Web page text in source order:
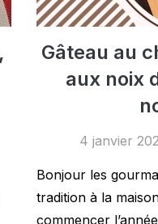
Gâteau au
aux noix
4 janvier
Bonjour les
tradition à la
commencer